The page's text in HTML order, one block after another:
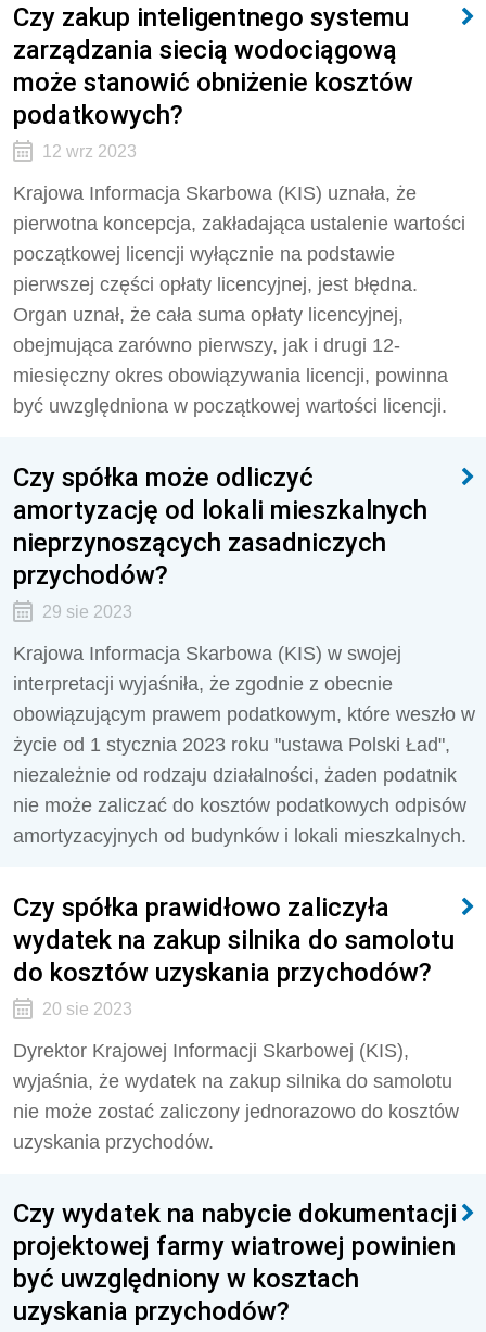
Czy zakup inteligentnego systemu
zarządzania siecią wodociągową
może stanowić obniżenie kosztów
podatkowych?
12 wrz 2023
Krajowa Informacja Skarbowa (KIS) uznała, że
pierwotna koncepcja, zakładająca ustalenie wartości
początkowej licencji wyłącznie na podstawie
pierwszej części opłaty licencyjnej, jest błędna.
Organ uznał, że cała suma opłaty licencyjnej,
obejmująca zarówno pierwszy, jak i drugi 12-
miesięczny okres obowiązywania licencji, powinna
być uwzględniona w początkowej wartości licencji.
Czy spółka może odliczyć
amortyzację od lokali mieszkalnych
nieprzynoszących zasadniczych
przychodów?
29 sie 2023
Krajowa Informacja Skarbowa (KIS) w swojej
interpretacji wyjaśniła, że zgodnie z obecnie
obowiązującym prawem podatkowym, które weszło w
życie od 1 stycznia 2023 roku "ustawa Polski Ład",
niezależnie od rodzaju działalności, żaden podatnik
nie może zaliczać do kosztów podatkowych odpisów
amortyzacyjnych od budynków i lokali mieszkalnych.
Czy spółka prawidłowo zaliczyła
wydatek na zakup silnika do samolotu
do kosztów uzyskania przychodów?
20 sie 2023
Dyrektor Krajowej Informacji Skarbowej (KIS),
wyjaśnia, że wydatek na zakup silnika do samolotu
nie może zostać zaliczony jednorazowo do kosztów
uzyskania przychodów.
Czy wydatek na nabycie dokumentacji
projektowej farmy wiatrowej powinien
być uwzględniony w kosztach
uzyskania przychodów?